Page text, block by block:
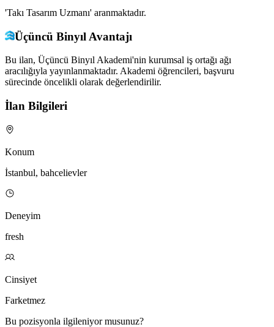
'Takı Tasarım Uzmanı' aranmaktadır.
Üçüncü Binyıl Avantajı
Bu ilan, Üçüncü Binyıl Akademi'nin kurumsal iş ortağı ağı
aracılığıyla yayınlanmaktadır. Akademi öğrencileri, başvuru
sürecinde öncelikli olarak değerlendirilir.
İlan Bilgileri
Konum
İstanbul, bahcelievler
Deneyim
fresh
Cinsiyet
Farketmez
Bu pozisyonla ilgileniyor musunuz?